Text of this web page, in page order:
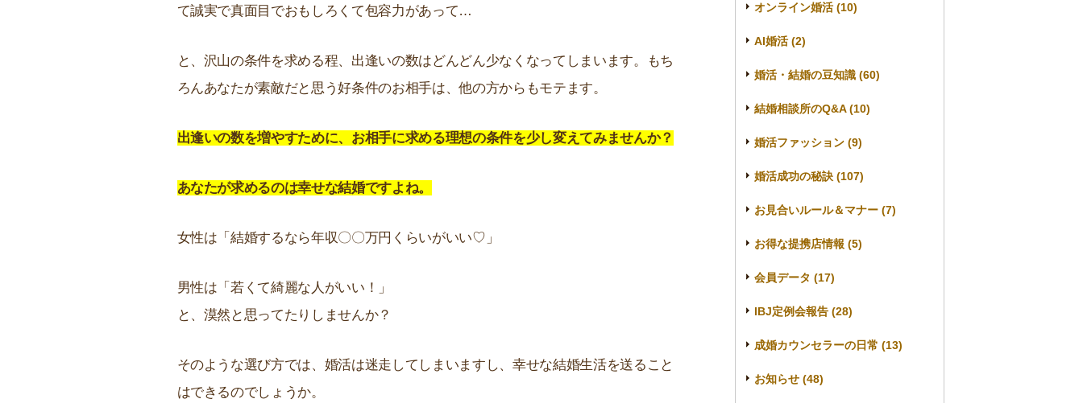
て誠実で真面目でおもしろくて包容力があって…
と、沢山の条件を求める程、出逢いの数はどんどん少なくなってしまいます。もち
ろんあなたが素敵だと思う好条件のお相手は、他の方からもモテます。
出逢いの数を増やすために、お相手に求める理想の条件を少し変えてみませんか？
あなたが求めるのは幸せな結婚ですよね。
女性は「結婚するなら年収〇〇万円くらいがいい♡」
男性は「若くて綺麗な人がいい！」
と、漠然と思ってたりしませんか？
そのような選び方では、婚活は迷走してしまいますし、幸せな結婚生活を送ること
はできるのでしょうか。
オンライン婚活 (10)
AI婚活 (2)
婚活・結婚の豆知識 (60)
結婚相談所のQ&A (10)
婚活ファッション (9)
婚活成功の秘訣 (107)
お見合いルール＆マナー (7)
お得な提携店情報 (5)
会員データ (17)
IBJ定例会報告 (28)
成婚カウンセラーの日常 (13)
お知らせ (48)